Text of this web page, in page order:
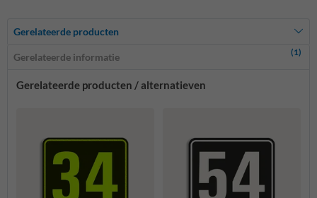
Gerelateerde producten
Gerelateerde informatie (1)
Gerelateerde producten / alternatieven